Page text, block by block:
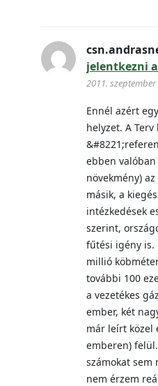
jelentkezni
2011. szeptember
Ennél azért
helyzet. A
ebben
növekmény)
másik, a
intézkedések
szerint,
fűtési igény is.
millió
további 100
a vezetékes
ember, két
már leírt közel
emberen)
számokat sem
nem érzem